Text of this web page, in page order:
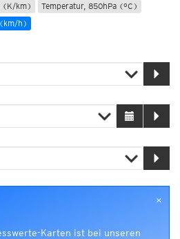
(K/km)
Temperatur, 850hPa (°C)
h)
×
Karten ist bei unseren